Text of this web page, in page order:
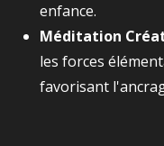
enfance.
Méditation
les forces
favorisant